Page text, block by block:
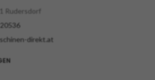
Rudersdorf
direkt.at